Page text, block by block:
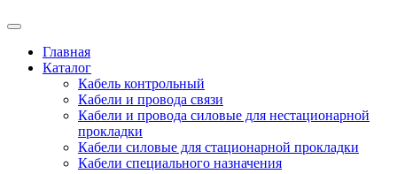
Главная
Каталог
Кабель контрольный
Кабели и провода связи
Кабели и провода силовые для нестационарной
прокладки
Кабели силовые для стационарной прокладки
Кабели специального назначения